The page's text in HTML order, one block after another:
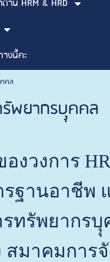
าน HRM & HRD
งนี้คะ
คล
พยากรบุุคคล
งวงการ
รฐานอาชีพ
ทรัพยากรบุุ
มาคมการ